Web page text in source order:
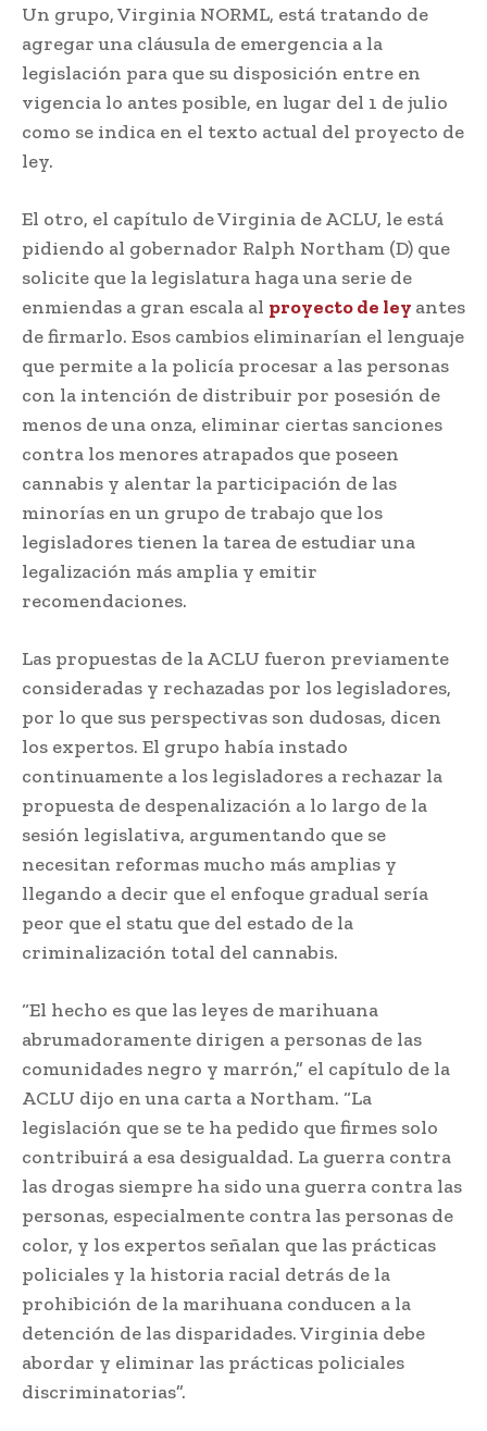
Un grupo, Virginia NORML, está tratando de
agregar una cláusula de emergencia a la
legislación para que su disposición entre en
vigencia lo antes posible, en lugar del 1 de julio
como se indica en el texto actual del proyecto de
ley.
El otro, el capítulo de Virginia de ACLU, le está
pidiendo al gobernador Ralph Northam (D) que
solicite que la legislatura haga una serie de
enmiendas a gran escala al proyecto de ley antes
de firmarlo. Esos cambios eliminarían el lenguaje
que permite a la policía procesar a las personas
con la intención de distribuir por posesión de
menos de una onza, eliminar ciertas sanciones
contra los menores atrapados que poseen
cannabis y alentar la participación de las
minorías en un grupo de trabajo que los
legisladores tienen la tarea de estudiar una
legalización más amplia y emitir
recomendaciones.
Las propuestas de la ACLU fueron previamente
consideradas y rechazadas por los legisladores,
por lo que sus perspectivas son dudosas, dicen
los expertos. El grupo había instado
continuamente a los legisladores a rechazar la
propuesta de despenalización a lo largo de la
sesión legislativa, argumentando que se
necesitan reformas mucho más amplias y
llegando a decir que el enfoque gradual sería
peor que el statu que del estado de la
criminalización total del cannabis.
“El hecho es que las leyes de marihuana
abrumadoramente dirigen a personas de las
comunidades negro y marrón,” el capítulo de la
ACLU dijo en una carta a Northam. “La
legislación que se te ha pedido que firmes solo
contribuirá a esa desigualdad. La guerra contra
las drogas siempre ha sido una guerra contra las
personas, especialmente contra las personas de
color, y los expertos señalan que las prácticas
policiales y la historia racial detrás de la
prohibición de la marihuana conducen a la
detención de las disparidades. Virginia debe
abordar y eliminar las prácticas policiales
discriminatorias”.